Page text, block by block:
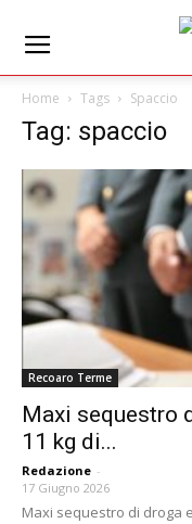
Home Tags Spaccio
Tag: spaccio
Recoaro Terme
Maxi sequestro
11 kg di...
Redazione -
17 Giugno 2026
Maxi sequestro di droga